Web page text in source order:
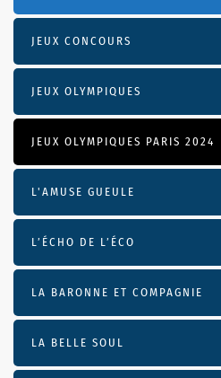
JEUX CONCOURS
JEUX OLYMPIQUES
JEUX OLYMPIQUES PARIS 2024
L'AMUSE GUEULE
L’ÉCHO DE L’ÉCO
LA BARONNE ET COMPAGNIE
LA BELLE SOUL